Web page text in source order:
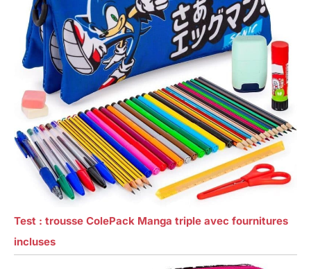
Test : trousse ColePack Manga triple avec fournitures
incluses